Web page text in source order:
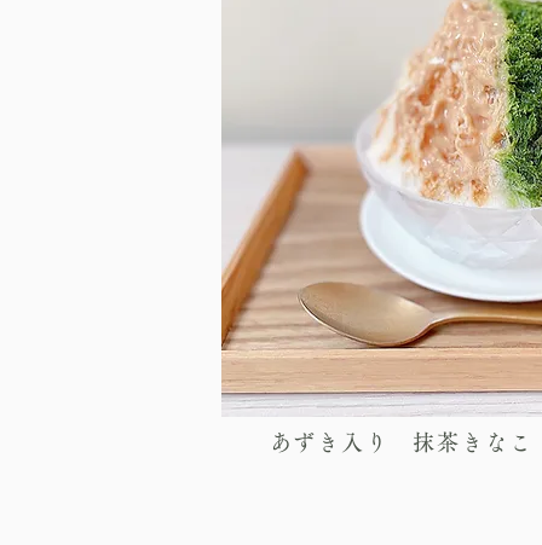
あずき入り 抹茶きなこ